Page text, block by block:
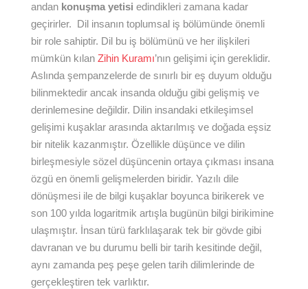
andan konuşma yetisi edindikleri zamana kadar
geçirirler. Dil insanın toplumsal iş bölümünde önemli
bir role sahiptir. Dil bu iş bölümünü ve her ilişkileri
mümkün kılan Zihin Kuramı’nın gelişimi için gereklidir.
Aslında şempanzelerde de sınırlı bir eş duyum olduğu
bilinmektedir ancak insanda olduğu gibi gelişmiş ve
derinlemesine değildir. Dilin insandaki etkileşimsel
gelişimi kuşaklar arasında aktarılmış ve doğada eşsiz
bir nitelik kazanmıştır. Özellikle düşünce ve dilin
birleşmesiyle sözel düşüncenin ortaya çıkması insana
özgü en önemli gelişmelerden biridir. Yazılı dile
dönüşmesi ile de bilgi kuşaklar boyunca birikerek ve
son 100 yılda logaritmik artışla bugünün bilgi birikimine
ulaşmıştır. İnsan türü farklılaşarak tek bir gövde gibi
davranan ve bu durumu belli bir tarih kesitinde değil,
aynı zamanda peş peşe gelen tarih dilimlerinde de
gerçekleştiren tek varlıktır.